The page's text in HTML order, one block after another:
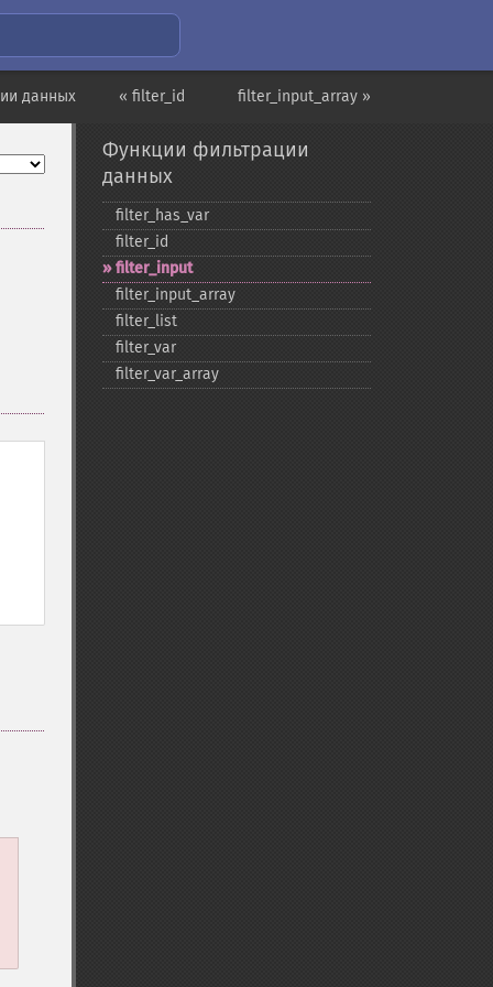
filter_input_array »
« filter_id
данных
Функции фильтрации
данных
filter_​has_​var
filter_​id
filter_​input
filter_​input_​array
filter_​list
filter_​var
filter_​var_​array